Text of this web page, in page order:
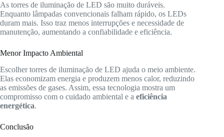
As torres de iluminação de LED são muito duráveis.
Enquanto lâmpadas convencionais falham rápido, os LEDs
duram mais. Isso traz menos interrupções e necessidade de
manutenção, aumentando a confiabilidade e eficiência.
Menor Impacto Ambiental
Escolher torres de iluminação de LED ajuda o meio ambiente.
Elas economizam energia e produzem menos calor, reduzindo
as emissões de gases. Assim, essa tecnologia mostra um
compromisso com o cuidado ambiental e a eficiência
energética.
Conclusão